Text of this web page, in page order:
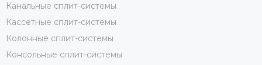
Канальные сплит-системы
Кассетные сплит-системы
Колонные сплит-системы
Консольные сплит-системы